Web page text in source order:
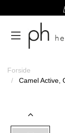
Forside
Camel Active,